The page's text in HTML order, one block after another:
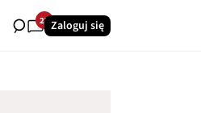
27Zaloguj się